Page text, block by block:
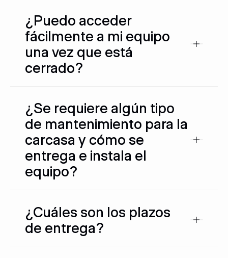
¿Puedo acceder
fácilmente a mi equipo
una vez que está
cerrado?
¿Se requiere algún tipo
de mantenimiento para la
carcasa y cómo se
entrega e instala el
equipo?
¿Cuáles son los plazos
de entrega?